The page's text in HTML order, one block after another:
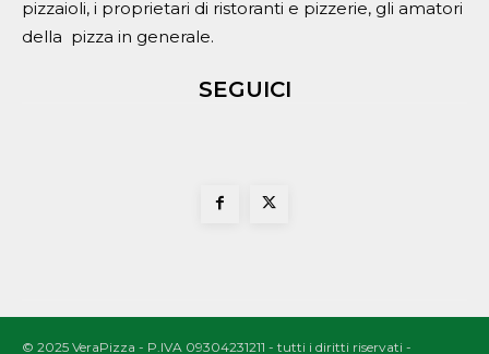
pizzaioli, i proprietari di ristoranti e pizzerie, gli amatori
della pizza in generale.
SEGUICI
© 2025 VeraPizza - P.IVA 09304231211 - tutti i diritti riservati -